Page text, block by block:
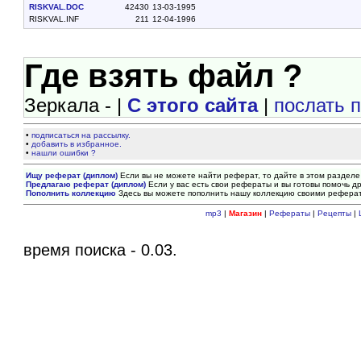
RISKVAL.DOC 42430 13-03-1995
RISKVAL.INF
211 12-04-1996
Где взять файл ?
Зеркала - | С этого сайта| послать
•подписаться на рассылку.
• добавить в избранное.
•нашли ошибки ?
Ищу реферат (диплом) Если вы не можете найти реферат, то дайте в этом
Предлагаю реферат (диплом) Если у вас есть свои рефераты и вы готовы помочь
Пополнить коллекцию Здесь вы можете пополнить нашу коллекцию своими
mp3 | Магазин| Рефераты| Рецепты|
время поиска - 0.03.